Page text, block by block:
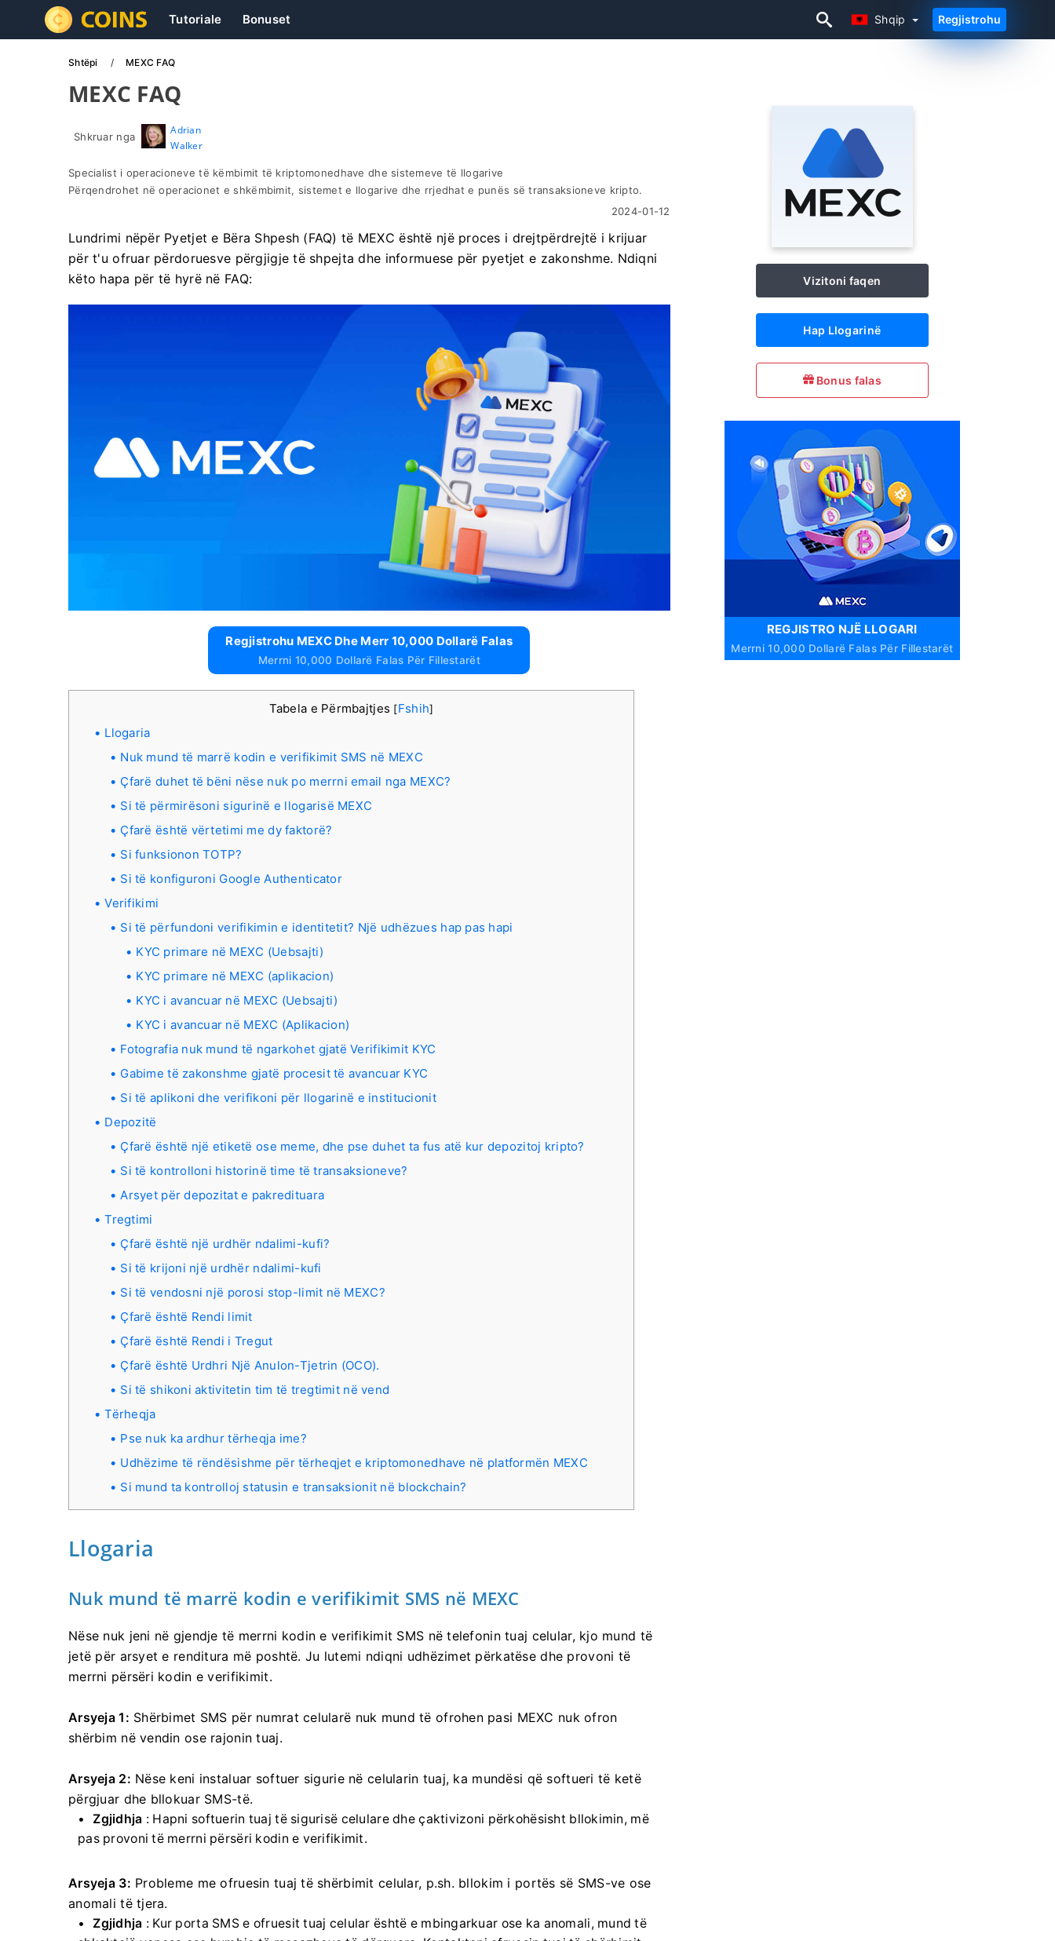
Shqip
Tutoriale Bonuset Shqip Regjistrohu
Shtëpi MEXC FAQ
MEXC FAQ
Shkruar nga
Adrian
Walker
Specialist i operacioneve të këmbimit të kriptomonedhave dhe sistemeve të llogarive
Përqendrohet në operacionet e shkëmbimit, sistemet e llogarive dhe rrjedhat e punës së transaksioneve kripto.
2024-01-12
Lundrimi nëpër Pyetjet e Bëra Shpesh (FAQ) të MEXC është një proces i drejtpërdrejtë i krijuar
për t'u ofruar përdoruesve përgjigje të shpejta dhe informuese për pyetjet e zakonshme. Ndiqni
këto hapa për të hyrë në FAQ:
Regjistrohu MEXC Dhe Merr 10,000 Dollarë Falas
Merrni 10,000 Dollarë Falas Për Fillestarët
Tabela e Përmbajtjes [Fshih]
Llogaria
Nuk mund të marrë kodin e verifikimit SMS në MEXC
Çfarë duhet të bëni nëse nuk po merrni email nga MEXC?
Si të përmirësoni sigurinë e llogarisë MEXC
Çfarë është vërtetimi me dy faktorë?
Si funksionon TOTP?
Si të konfiguroni Google Authenticator
Verifikimi
Si të përfundoni verifikimin e identitetit? Një udhëzues hap pas hapi
KYC primare në MEXC (Uebsajti)
KYC primare në MEXC (aplikacion)
KYC i avancuar në MEXC (Uebsajti)
KYC i avancuar në MEXC (Aplikacion)
Fotografia nuk mund të ngarkohet gjatë Verifikimit KYC
Gabime të zakonshme gjatë procesit të avancuar KYC
Si të aplikoni dhe verifikoni për llogarinë e institucionit
Depozitë
Çfarë është një etiketë ose meme, dhe pse duhet ta fus atë kur depozitoj kripto?
Si të kontrolloni historinë time të transaksioneve?
Arsyet për depozitat e pakredituara
Tregtimi
Çfarë është një urdhër ndalimi-kufi?
Si të krijoni një urdhër ndalimi-kufi
Si të vendosni një porosi stop-limit në MEXC?
Çfarë është Rendi limit
Çfarë është Rendi i Tregut
Çfarë është Urdhri Një Anulon-Tjetrin (OCO).
Si të shikoni aktivitetin tim të tregtimit në vend
Tërheqja
Pse nuk ka ardhur tërheqja ime?
Udhëzime të rëndësishme për tërheqjet e kriptomonedhave në platformën MEXC
Si mund ta kontrolloj statusin e transaksionit në blockchain?
Llogaria
Nuk mund të marrë kodin e verifikimit SMS në MEXC
Nëse nuk jeni në gjendje të merrni kodin e verifikimit SMS në telefonin tuaj celular, kjo mund të
jetë për arsyet e renditura më poshtë. Ju lutemi ndiqni udhëzimet përkatëse dhe provoni të
merrni përsëri kodin e verifikimit.
Arsyeja 1: Shërbimet SMS për numrat celularë nuk mund të ofrohen pasi MEXC nuk ofron
shërbim në vendin ose rajonin tuaj.
Arsyeja 2: Nëse keni instaluar softuer sigurie në celularin tuaj, ka mundësi që softueri të ketë
përgjuar dhe bllokuar SMS-të.
Zgjidhja : Hapni softuerin tuaj të sigurisë celulare dhe çaktivizoni përkohësisht bllokimin, më
pas provoni të merrni përsëri kodin e verifikimit.
Arsyeja 3: Probleme me ofruesin tuaj të shërbimit celular, p.sh. bllokim i portës së SMS-ve ose
anomali të tjera.
Zgjidhja : Kur porta SMS e ofruesit tuaj celular është e mbingarkuar ose ka anomali, mund të
Vizitoni faqen
Hap Llogarinë
Bonus falas
REGJISTRO NJË LLOGARI
Merrni 10,000 Dollarë Falas Për Fillestarët